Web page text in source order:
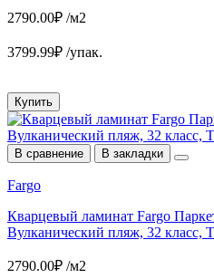
2790.00₽ /м2
3799.99₽ /упак.
Купить
В сравнение В закладки
Fargo
Кварцевый ламинат Fargo
Вулканический пляж, 32 класс,
2790.00₽ /м2